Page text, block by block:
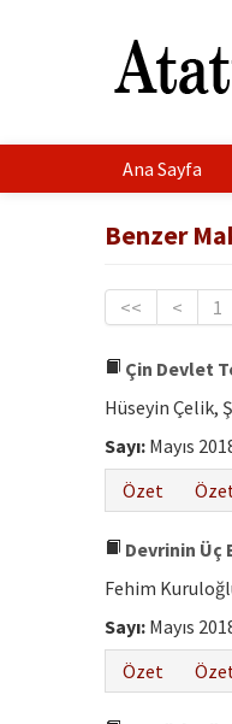
Ana Sayfa
Benzer
<< < 1
Çin Devlet
Hüseyin Çelik,
Sayı: Mayıs
Özet
Devrinin Üç
Fehim
Sayı: Mayıs
Özet